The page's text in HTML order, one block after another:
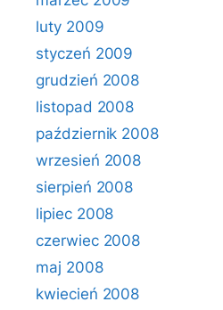
luty 2009
styczeń 2009
grudzień 2008
listopad 2008
październik 2008
wrzesień 2008
sierpień 2008
lipiec 2008
czerwiec 2008
maj 2008
kwiecień 2008